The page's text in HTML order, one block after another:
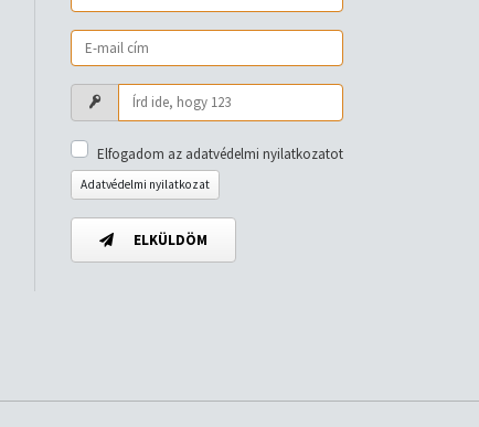
Elfogadom az adatvédelmi nyilatkozatot
Adatvédelmi nyilatkozat
ELKÜLDÖM